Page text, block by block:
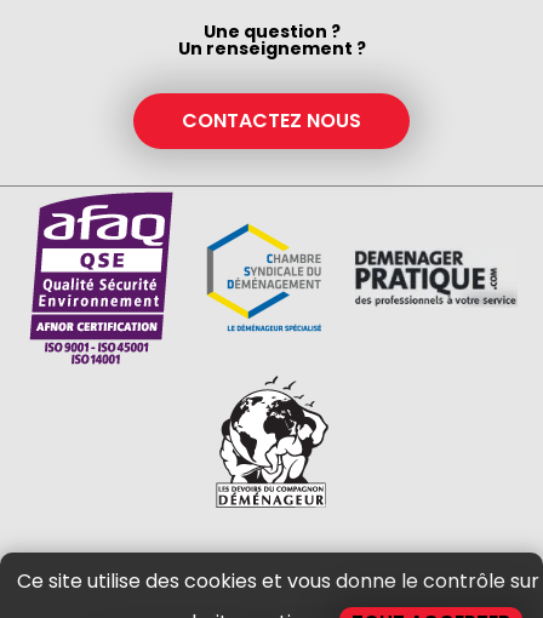
Une question ?
Un renseignement ?
CONTACTEZ NOUS
Ce site utilise des cookies et vous donne le contrôle sur